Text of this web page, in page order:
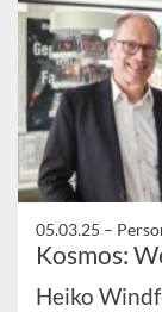
05.03.25 –
Kosmos:
Heiko